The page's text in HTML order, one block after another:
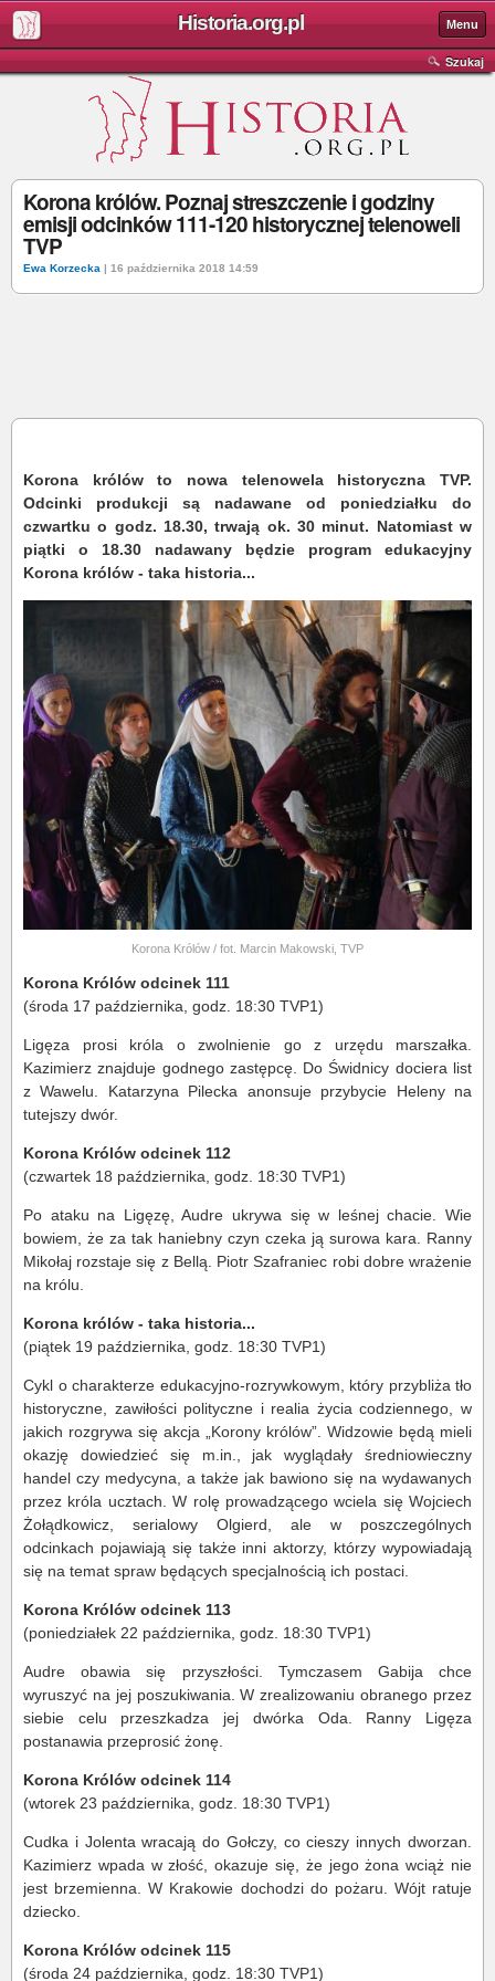
Historia.org.pl Menu
Szukaj
Korona królów. Poznaj streszczenie i godziny
emisji odcinków 111-120 historycznej telenoweli
TVP
Ewa Korzecka | 16 października 2018 14:59
Korona królów to nowa telenowela historyczna TVP.
Odcinki produkcji są nadawane od poniedziałku do
czwartku o godz. 18.30, trwają ok. 30 minut. Natomiast w
piątki o 18.30 nadawany będzie program edukacyjny
Korona królów - taka historia...
Korona Królów / fot. Marcin Makowski, TVP
Korona Królów odcinek 111
(środa 17 października, godz. 18:30 TVP1)
Ligęza prosi króla o zwolnienie go z urzędu marszałka.
Kazimierz znajduje godnego zastępcę. Do Świdnicy dociera list
z Wawelu. Katarzyna Pilecka anonsuje przybycie Heleny na
tutejszy dwór.
Korona Królów odcinek 112
(czwartek 18 października, godz. 18:30 TVP1)
Po ataku na Ligęzę, Audre ukrywa się w leśnej chacie. Wie
bowiem, że za tak haniebny czyn czeka ją surowa kara. Ranny
Mikołaj rozstaje się z Bellą. Piotr Szafraniec robi dobre wrażenie
na królu.
Korona królów - taka historia...
(piątek 19 października, godz. 18:30 TVP1)
Cykl o charakterze edukacyjno-rozrywkowym, który przybliża tło
historyczne, zawiłości polityczne i realia życia codziennego, w
jakich rozgrywa się akcja „Korony królów”. Widzowie będą mieli
okazję dowiedzieć się m.in., jak wyglądały średniowieczny
handel czy medycyna, a także jak bawiono się na wydawanych
przez króla ucztach. W rolę prowadzącego wciela się Wojciech
Żołądkowicz, serialowy Olgierd, ale w poszczególnych
odcinkach pojawiają się także inni aktorzy, którzy wypowiadają
się na temat spraw będących specjalnością ich postaci.
Korona Królów odcinek 113
(poniedziałek 22 października, godz. 18:30 TVP1)
Audre obawia się przyszłości. Tymczasem Gabija chce
wyruszyć na jej poszukiwania. W zrealizowaniu obranego przez
siebie celu przeszkadza jej dwórka Oda. Ranny Ligęza
postanawia przeprosić żonę.
Korona Królów odcinek 114
(wtorek 23 października, godz. 18:30 TVP1)
Cudka i Jolenta wracają do Gołczy, co cieszy innych dworzan.
Kazimierz wpada w złość, okazuje się, że jego żona wciąż nie
jest brzemienna. W Krakowie dochodzi do pożaru. Wójt ratuje
dziecko.
Korona Królów odcinek 115
(środa 24 października, godz. 18:30 TVP1)